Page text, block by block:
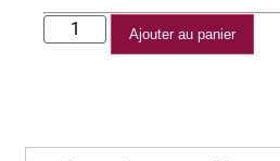
Ajouter au panier